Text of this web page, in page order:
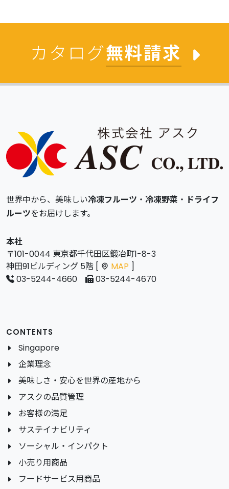
カタログ無料請求
世界中から、美味しい冷凍フルーツ ・ 冷凍野菜 ・ ドライフ
ルーツをお届けします。
本社
〒101-0044 東京都千代田区鍛冶町1-8-3
神田91ビルディング 5階 [
MAP ]
03-5244-4660
03-5244-4670
CONTENTS
Singapore
企業理念
美味しさ・安心を世界の産地から
アスクの品質管理
お客様の満足
サステイナビリティ
ソーシャル・インパクト
小売り用商品
フードサービス用商品